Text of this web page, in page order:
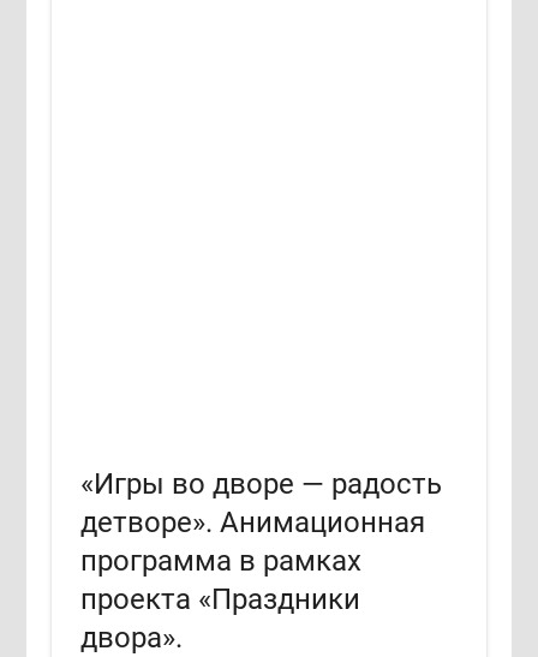
«Игры во дворе — радость
детворе». Анимационная
программа в рамках
проекта «Праздники
двора».